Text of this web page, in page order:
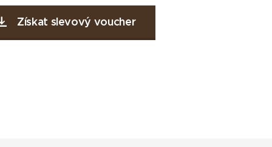
Získat slevový voucher